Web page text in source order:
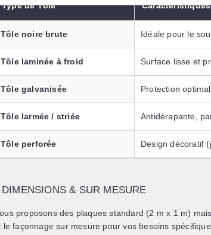
Type de Tôle
Tôle noire brute Idéale pour le
Tôle laminée à froid Surface lisse et
Tôle galvanisée Protection
Tôle larmée / striée Antidérapante,
Tôle perforée Design décoratif
DIMENSIONS & SUR MESURE
proposons des plaques standard (2 m x 1 m)
le façonnage sur mesure pour vos besoins